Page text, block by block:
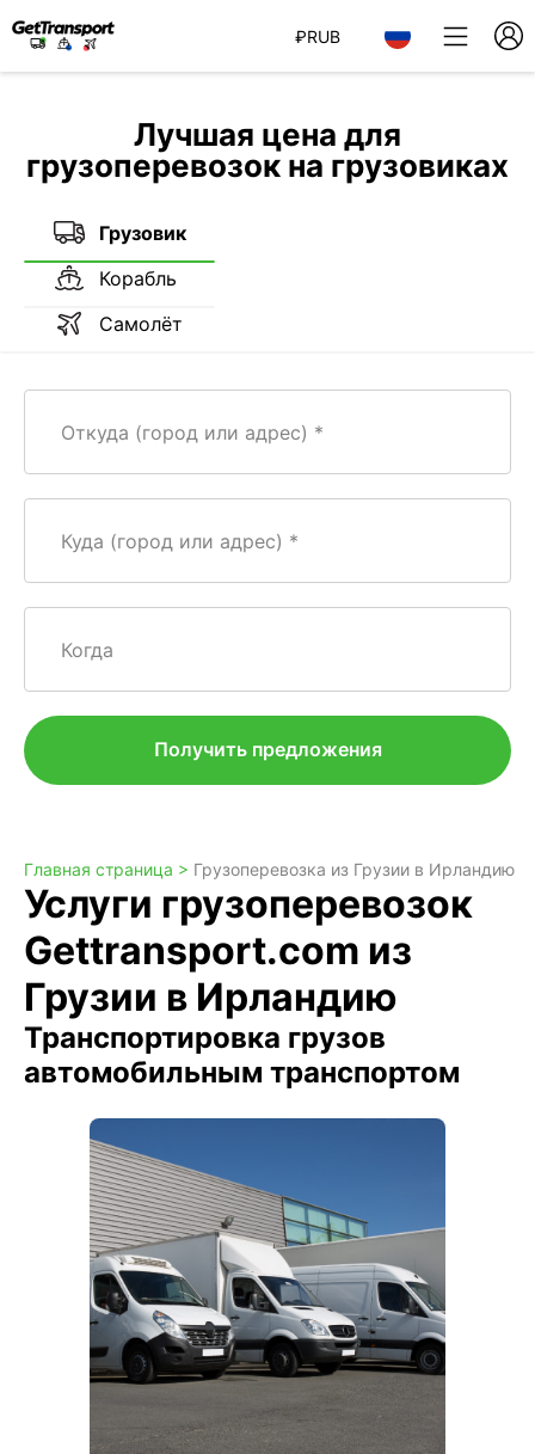
₽RUB
Лучшая цена для
грузоперевозок на грузовиках
Грузовик
Корабль
Самолёт
Откуда (город или адрес)
Куда (город или адрес)
Когда
Получить предложения
Главная страница > Грузоперевозка из Грузии в Ирландию
Услуги грузоперевозок
Gettransport.com из
Грузии в Ирландию
Транспортировка грузов
автомобильным транспортом